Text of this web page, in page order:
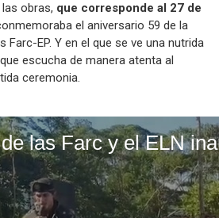
obras, que corresponde al 27 de
el aniversario 59 de la
Farc-EP. Y en el que se ve una nutrida
escucha de manera atenta al
ceremonia.